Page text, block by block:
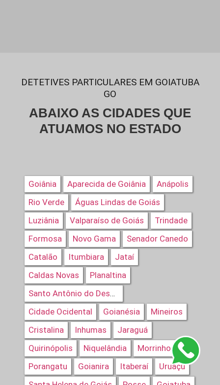
DETETIVES PARTICULARES EM GOIATUBA
GO
ABAIXO AS CIDADES QUE
ATUAMOS NO ESTADO
Goiânia Aparecida de Goiânia
Anápolis
Rio Verde
Águas Lindas de Goiás
Luziânia
Valparaíso de Goiás
Trindade
Formosa
Novo Gama
Senador Canedo
Catalão
Itumbiara
Jataí
Caldas Novas
Planaltina
Santo Antônio do Descoberto
Cidade Ocidental Goianésia
Mineiros
Cristalina
Inhumas
Jaraguá
Quirinópolis
Niquelândia
Morrinhos
Porangatu
Goianira Itaberaí
Uruaçu